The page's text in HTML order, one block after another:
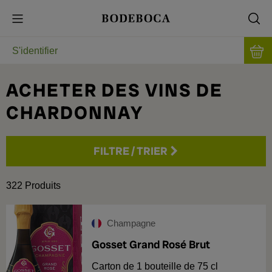
S'identifier
ACHETER DES VINS DE
CHARDONNAY
FILTRE/TRIER
Prix
Pays
France 186
Espagne 67
Région
Origine
322 Produits
Champagne
Gosset Grand Rosé Brut
Carton de 1 bouteille de 75 cl